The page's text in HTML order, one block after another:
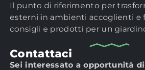
Il punto di riferimento per
esterni in ambienti accoglienti e
consigli e prodotti per un
Contattaci
Sei interessato a opportunità